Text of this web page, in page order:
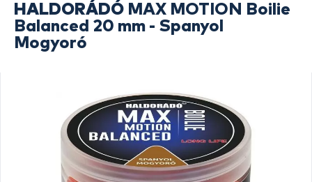
HALDORÁDÓ MAX MOTION Boilie
Balanced 20 mm - Spanyol
Mogyoró